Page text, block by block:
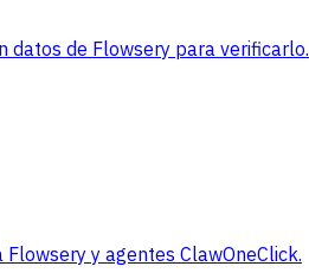
datos de Flowsery para verificarlo.
y agentes ClawOneClick.